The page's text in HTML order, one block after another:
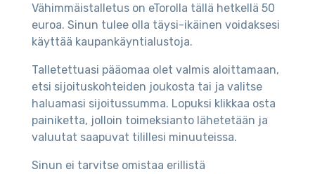
Vähimmäistalletus on eTorolla tällä hetkellä 50
euroa. Sinun tulee olla täysi-ikäinen voidaksesi
käyttää kaupankäyntialustoja.
Talletettuasi pääomaa olet valmis aloittamaan,
etsi sijoituskohteiden joukosta tai ja valitse
haluamasi sijoitussumma. Lopuksi klikkaa osta
painiketta, jolloin toimeksianto lähetetään ja
valuutat saapuvat tilillesi minuuteissa.
Sinun ei tarvitse omistaa erillistä